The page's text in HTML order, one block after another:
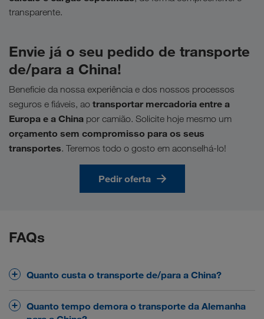
transparente.
Envie já o seu pedido de transporte
de/para a China!
Beneficie da nossa experiência e dos nossos processos
seguros e fiáveis, ao transportar mercadoria entre a
Europa e a China por camião. Solicite hoje mesmo um
orçamento sem compromisso para os seus
transportes. Teremos todo o gosto em aconselhá-lo!
Pedir oferta
FAQs
Quanto custa o transporte de/para a China?
não pode ser generalizado. Para poupar tempo,
Quanto tempo demora o transporte da Alemanha